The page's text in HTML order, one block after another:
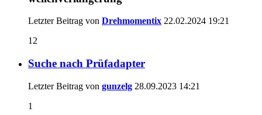
Letzter Beitrag von Drehmomentix 22.02.2024 19:21
12
Suche nach Prüfadapter
Letzter Beitrag von gunzelg 28.09.2023 14:21
1